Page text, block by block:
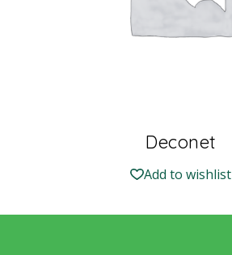
Deconet
Add to wishlist